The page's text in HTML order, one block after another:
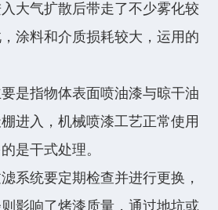
大气扩散后带走了不少雾化较
涂料和介质损耗较大，运用的
是指物体表面喷油漆与晾干油
进入，机械喷漆工艺正常使用
是干式处理。
系统要定期检查并进行更换，
影响了烤漆质量，通过地坑或